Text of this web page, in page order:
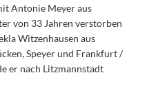
Antonie Meyer aus
von 33 Jahren verstorben
Witzenhausen aus
Speyer und Frankfurt /
er nach Litzmannstadt